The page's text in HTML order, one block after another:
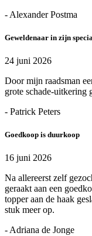
- Alexander Postma
Geweldenaar in zijn
24 juni 2026
Door mijn raadsman
grote schade-uitkering
- Patrick Peters
Goedkoop is duurkoop
16 juni 2026
Na allereerst zelf
geraakt aan een
topper aan de haak
stuk meer op.
- Adriana de Jonge